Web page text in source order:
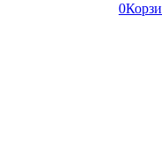
0